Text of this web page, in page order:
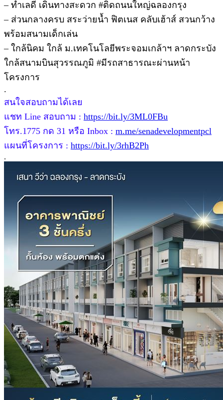
– ทำเลดี เดินทางสะดวก #ติดถนนใหญ่ฉลองกรุง
– ส่วนกลางครบ สระว่ายน้ำ ฟิตเนส คลับเฮ้าส์ สวนกว้าง
พร้อมสนามเด็กเล่น
– ใกล้นิคม ใกล้ ม.เทคโนโลยีพระจอมเกล้าฯ ลาดกระบัง
ใกล้สนามบินสุวรรณภูมิ #มีรถสาธารณะผ่านหน้า
โครงการ
.
สนใจสอบถามได้เลย
แชท Line สอบถาม : https://bit.ly/3ML0FBu
โทร.1775 กด 31 หรือ Inbox : m.me/senadevelopmentpcl
แผนที่โครงการ : https://bit.ly/3rhB2Ph
.